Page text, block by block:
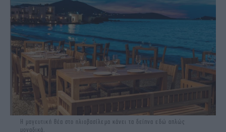
Η μαγευτική θέα στο ηλιοβασίλεμα κάνει τα δείπνα εδώ απλώς
μοναδικά.